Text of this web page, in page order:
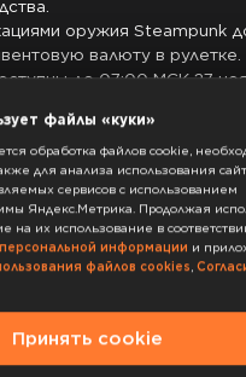
оружия Steampunk
валюту в рулетке.
до 07:00 МСК 27
будет передавать
МСК 27 ноября до
со всех локаций
участников (т.е. теперь
убрано из пула карт
файлы «куки»
обработка файлов cookie,
для анализа использования
сервисов с использованием
Яндекс.Метрика. Продолжая
на их использование в
информации и
файлов cookies ,
Принять cookie